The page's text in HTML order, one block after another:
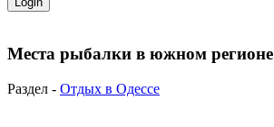
Места рыбалки в южном регионе
Раздел - Отдых в Одессе